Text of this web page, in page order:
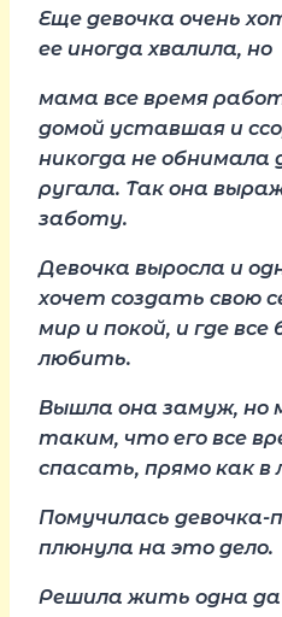
Еще девочка очень
ее иногда хвалила, но
мама все время
домой уставшая и
никогда не обнимала
ругала. Так она
заботу.
Девочка выросла и
хочет создать свою
мир и покой, и где
любить.
Вышла она замуж, но
таким, что его все
спасать, прямо как в
Помучилась девочка-
плюнула на это дело.
Решила жить одна